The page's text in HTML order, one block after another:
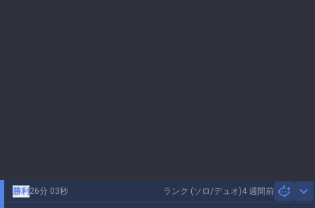
ランク (ソロ/デュオ)4 週間前
勝利 26分 03秒